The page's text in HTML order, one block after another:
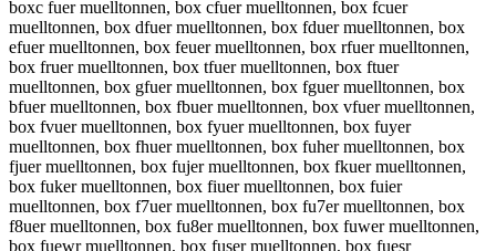
boxc fuer muelltonnen, box cfuer muelltonnen, box fcuer
muelltonnen, box dfuer muelltonnen, box fduer muelltonnen, box
efuer muelltonnen, box feuer muelltonnen, box rfuer muelltonnen,
box fruer muelltonnen, box tfuer muelltonnen, box ftuer
muelltonnen, box gfuer muelltonnen, box fguer muelltonnen, box
bfuer muelltonnen, box fbuer muelltonnen, box vfuer muelltonnen,
box fvuer muelltonnen, box fyuer muelltonnen, box fuyer
muelltonnen, box fhuer muelltonnen, box fuher muelltonnen, box
fjuer muelltonnen, box fujer muelltonnen, box fkuer muelltonnen,
box fuker muelltonnen, box fiuer muelltonnen, box fuier
muelltonnen, box f7uer muelltonnen, box fu7er muelltonnen, box
f8uer muelltonnen, box fu8er muelltonnen, box fuwer muelltonnen,
box fuewr muelltonnen, box fuser muelltonnen, box fuesr